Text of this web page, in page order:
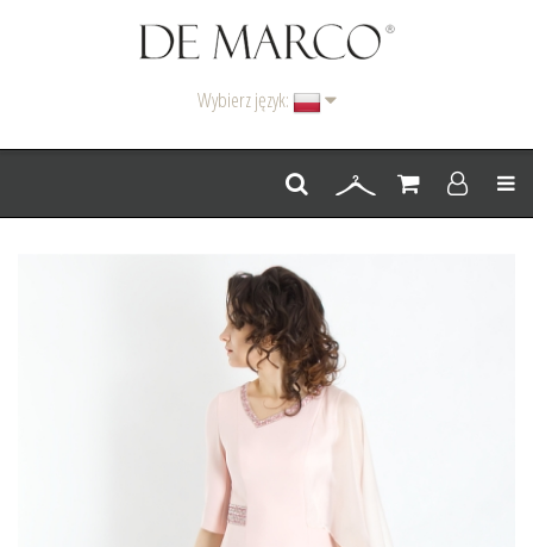
Wybierz język:
Menu